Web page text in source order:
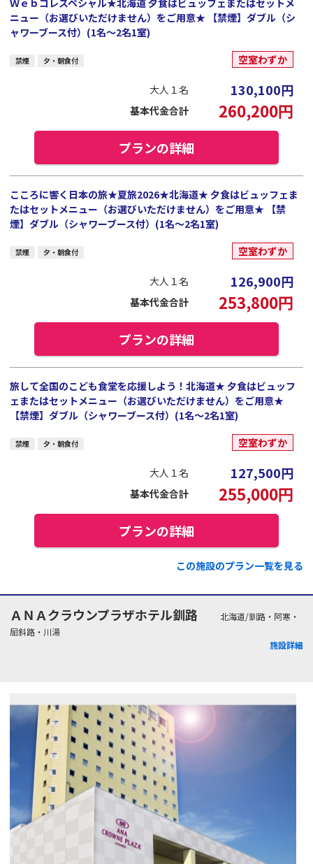
ニュー（お選びいただけません）をご用意★ 【禁煙】ダブル（シ
ャワーブース付）(1名～2名1室)
禁煙 夕・朝食付 空室わずか
大人１名 130,100円
基本代金合計 260,200円
プランの詳細
こころに響く日本の旅★夏旅2026★北海道★ 夕食はビュッフェま
たはセットメニュー（お選びいただけません）をご用意★ 【禁
煙】ダブル（シャワーブース付）(1名～2名1室)
禁煙 夕・朝食付 空室わずか
大人１名 126,900円
基本代金合計 253,800円
プランの詳細
旅して全国のこども食堂を応援しよう！北海道★ 夕食はビュッフ
ェまたはセットメニュー（お選びいただけません）をご用意★
【禁煙】ダブル（シャワーブース付）(1名～2名1室)
禁煙 夕・朝食付 空室わずか
大人１名 127,500円
基本代金合計 255,000円
プランの詳細
この施設のプラン一覧を見る
ＡＮＡクラウンプラザホテル釧路
北海道/釧路・阿寒・
屈斜路・川湯
施設詳細